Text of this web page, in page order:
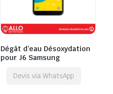
Dégât d’eau Désoxydation
pour J6 Samsung
Devis via WhatsApp